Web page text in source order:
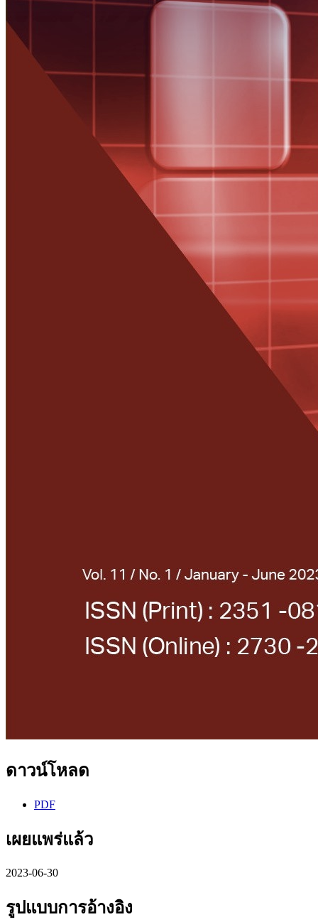
ดาวน์โหลด
PDF
เผยแพร่แล้ว
2023-06-30
รูปแบบการอ้างอิง